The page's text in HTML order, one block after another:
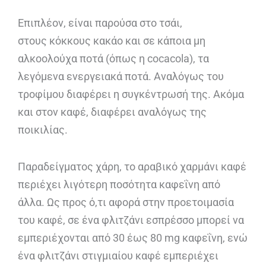
Επιπλέον, είναι παρούσα στο τσάι,
στους κόκκους κακάο και σε κάποια μη
αλκοολούχα ποτά (όπως η cocacola), τα
λεγόμενα ενεργειακά ποτά. Αναλόγως του
τροφίμου διαφέρει η συγκέντρωσή της. Ακόμα
και στον καφέ, διαφέρει αναλόγως της
ποικιλίας.
Παραδείγματος χάρη, το αραβικό χαρμάνι καφέ
περιέχει λιγότερη ποσότητα καφεΐνη από
άλλα. Ως προς ό,τι αφορά στην προετοιμασία
του καφέ, σε ένα φλιτζάνι εσπρέσσο μπορεί να
εμπεριέχονται από 30 έως 80 mg καφεΐνη, ενώ
ένα φλιτζάνι στιγμιαίου καφέ εμπεριέχει